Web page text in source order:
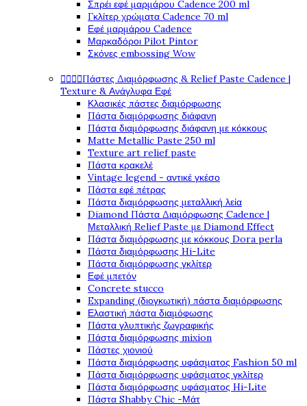
Σπρέι εφέ μαρμάρου Cadence 200 ml
Γκλίτερ χρώματα Cadence 70 ml
Εφέ μαρμάρου Cadence
Μαρκαδόροι Pilot Pintor
Σκόνες embossing Wow
Πάστες Διαμόρφωσης & Relief Paste Cadence |
Texture & Ανάγλυφα Εφέ
Κλασικές πάστες διαμόρφωσης
Πάστα διαμόρφωσης διάφανη
Πάστα διαμόρφωσης διάφανη με κόκκους
Matte Metallic Paste 250 ml
Texture art relief paste
Πάστα κρακελέ
Vintage legend - αντικέ γκέσο
Πάστα εφέ πέτρας
Πάστα διαμόρφωσης μεταλλική λεία
Diamond Πάστα Διαμόρφωσης Cadence |
Μεταλλική Relief Paste με Diamond Effect
Πάστα διαμόρφωσης με κόκκους Dora perla
Πάστα διαμόρφωσης Hi-Lite
Πάστα διαμόρφωσης γκλίτερ
Εφέ μπετόν
Concrete stucco
Expanding (διογκωτική) πάστα διαμόρφωσης
Ελαστική πάστα διαμόφωσης
Πάστα γλυπτικής ζωγραφικής
Πάστα διαμόρφωσης mixion
Πάστες χιονιού
Πάστα διαμόρφωσης υφάσματος Fashion 50 ml
Πάστα διαμόρφωσης υφάσματος γκλίτερ
Πάστα διαμόρφωσης υφάσματος Hi-Lite
Πάστα Shabby Chic -Μάτ